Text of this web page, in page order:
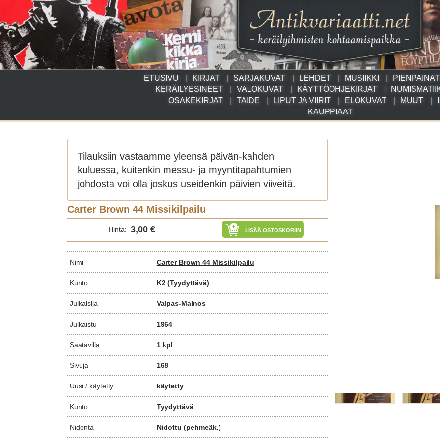
ETUSIVU KIRJAT SARJAKUVAT LEHDET MUSIIKKI
KERÄILYESINEET
VALOKUVAT KÄYTTÖOHJEKIRJAT
OSAKEKIRJAT
TAIDE LIPUT JA VIIRIT ELOKUVAT MUUT
KAUPPIAAT
Tilauksiin vastaamme yleensä päivän-kahden
kuluessa, kuitenkin messu- ja myyntitapahtumien
johdosta voi olla joskus useidenkin päivien viiveitä.
Carter Brown 44 Missikilpailu
Hinta: 3,00 € LISÄÄ OSTOSKORIIN
Nimi Carter Brown 44 Missikilpailu
Kunto K2 (Tyydyttävä)
Julkaisija Valpas-Mainos
Julkaistu 1964
Saatavilla 1 kpl
Sivuja 168
Uusi / käytetty käytetty
Kunto Tyydyttävä
Nidonta Nidottu (pehmeäk.)